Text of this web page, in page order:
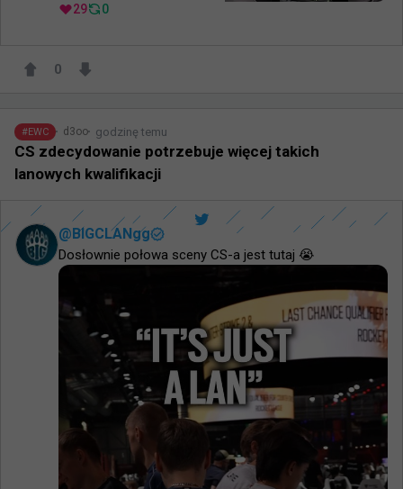
29 0
0
#EWC d3oo godzinę temu
CS zdecydowanie potrzebuje więcej takich
lanowych kwalifikacji
@BIGCLANgg
Dosłownie połowa sceny CS-a jest tutaj 😭